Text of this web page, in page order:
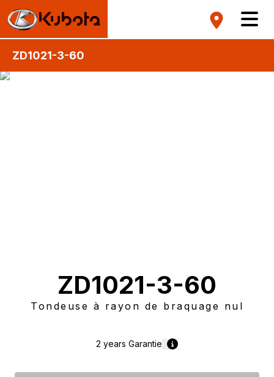
ZD1021-3-60
ZD1021-3-60
Tondeuse à rayon de braquage nul
2 years Garantie